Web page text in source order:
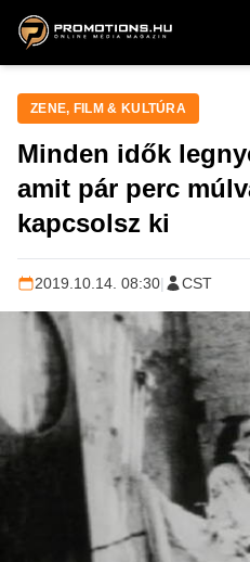
ZENE, FILM & KULT
ZENE, FILM & KULTÚRA
Minden idők
amit pár perc
kapcsolsz ki
2019.10.14. 08:30| CST